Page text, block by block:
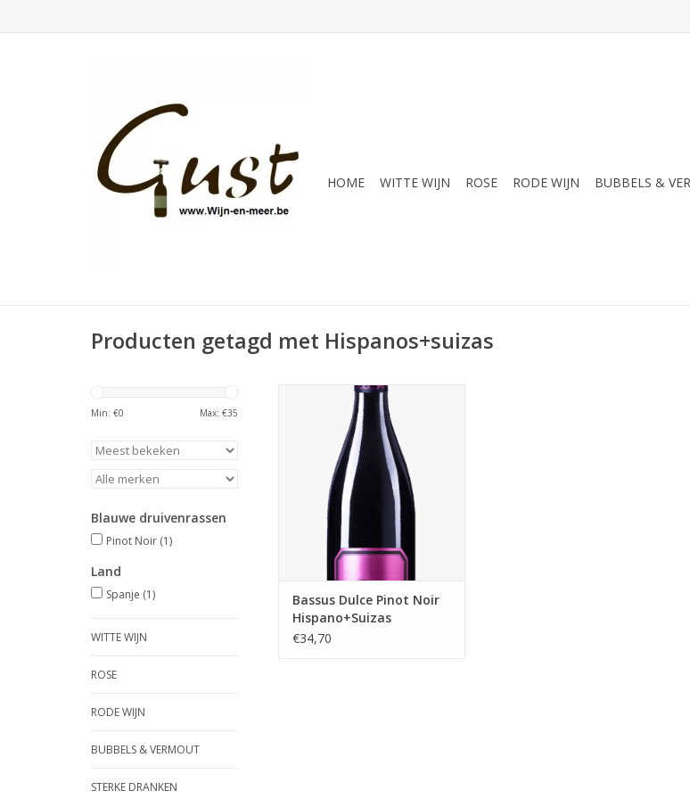
HOME WITTE WIJN ROSE RODE WIJN BUBBELS &
Producten getagd met Hispanos+suizas
Min: €0 Max: €35
Blauwe druivenrassen
Pinot Noir (1)
Land
Spanje (1)
WITTE WIJN
ROSE
RODE WIJN
BUBBELS & VERMOUT
STERKE DRANKEN
Een verrassende, impactvolle
zoete sensatie met veel rijp fruit,
waarbij de smaken van aardbei
en snoepjes helder naar voren
komen.
TOEVOEGEN AAN WINKELWAGEN
Bassus Dulce Pinot Noir
Hispano+Suizas
€34,70